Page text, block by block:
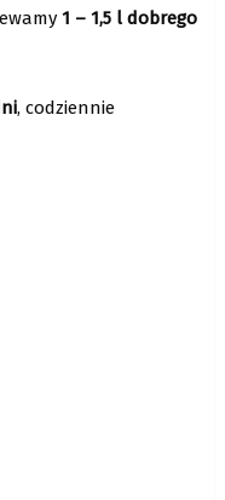
1 – 1,5 l dobrego
, codziennie